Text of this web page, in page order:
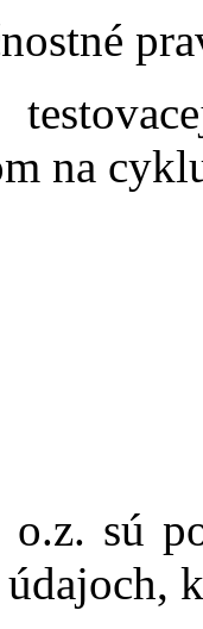
na
o.z. sú